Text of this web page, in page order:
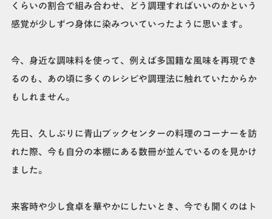
くらいの割合で組み合わせ、どう調理すればいいのかという
感覚が少しずつ身体に染みついていったように思います。
今、身近な調味料を使って、例えば多国籍な風味を再現でき
るのも、あの頃に多くのレシピや調理法に触れていたからか
もしれません。
先日、久しぶりに青山ブックセンターの料理のコーナーを訪
れた際、今も自分の本棚にある数冊が並んでいるのを見かけ
ました。
来客時や少し食卓を華やかにしたいとき、今でも開くのはト